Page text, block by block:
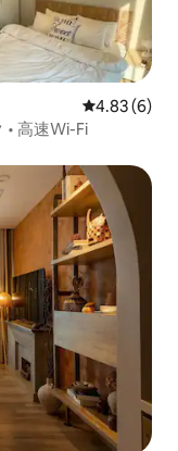
レビュー6
4.83 (6)
• 高速Wi-Fi